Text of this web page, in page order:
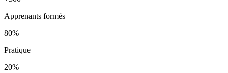
Apprenants formés
80%
Pratique
20%